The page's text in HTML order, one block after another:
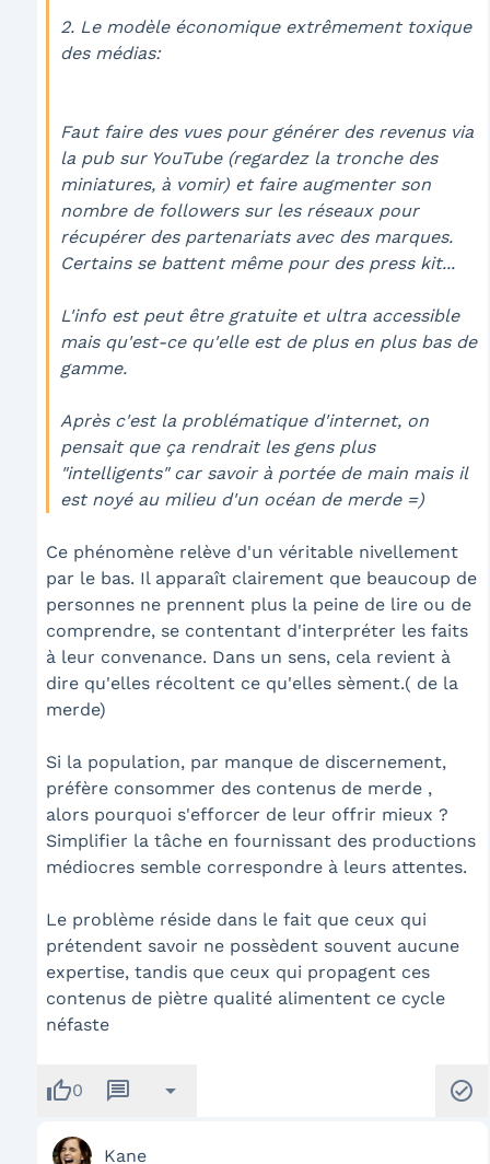
2. Le modèle économique extrêmement toxique
des médias:
Faut faire des vues pour générer des revenus via
la pub sur YouTube (regardez la tronche des
miniatures, à vomir) et faire augmenter son
nombre de followers sur les réseaux pour
récupérer des partenariats avec des marques.
Certains se battent même pour des press kit...
L'info est peut être gratuite et ultra accessible
mais qu'est-ce qu'elle est de plus en plus bas de
gamme.
Après c'est la problématique d'internet, on
pensait que ça rendrait les gens plus
"intelligents" car savoir à portée de main mais il
est noyé au milieu d'un océan de merde =)
Ce phénomène relève d'un véritable nivellement
par le bas. Il apparaît clairement que beaucoup de
personnes ne prennent plus la peine de lire ou de
comprendre, se contentant d'interpréter les faits
à leur convenance. Dans un sens, cela revient à
dire qu'elles récoltent ce qu'elles sèment.( de la
merde)
Si la population, par manque de discernement,
préfère consommer des contenus de merde ,
alors pourquoi s'efforcer de leur offrir mieux ?
Simplifier la tâche en fournissant des productions
médiocres semble correspondre à leurs attentes.
Le problème réside dans le fait que ceux qui
prétendent savoir ne possèdent souvent aucune
expertise, tandis que ceux qui propagent ces
contenus de piètre qualité alimentent ce cycle
néfaste
thumb_up0 message arrow_drop_down check_circle
Kane